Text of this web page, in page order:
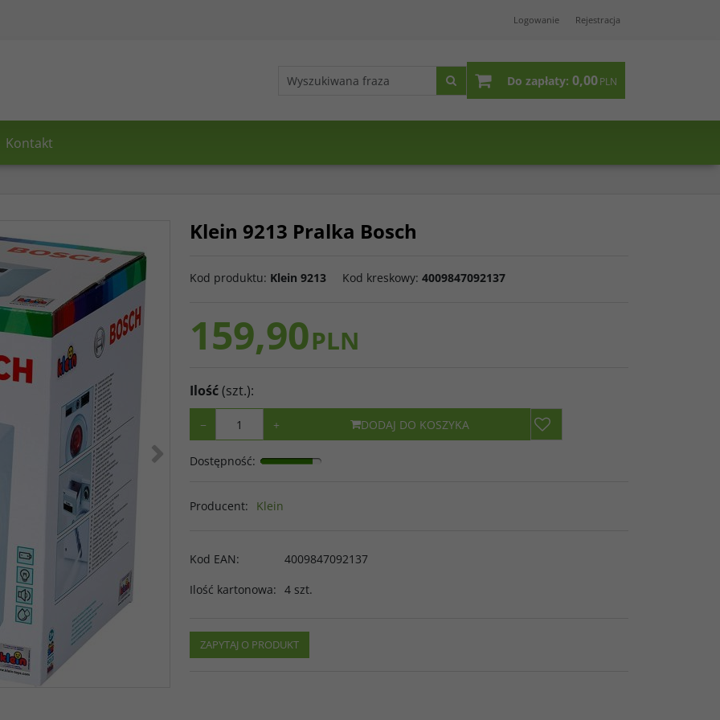
Logowanie Rejestracja
Do zapłaty: 0,00PLN
Kontakt
Klein 9213 Pralka Bosch
Kod produktu: Klein 9213 Kod kreskowy: 4009847092137
159,90PLN
Ilość(szt.):
− + DODAJ DO KOSZYKA
Dostępność:
Producent: Klein
Kod EAN:
4009847092137
Ilość kartonowa: 4 szt.
ZAPYTAJ O PRODUKT